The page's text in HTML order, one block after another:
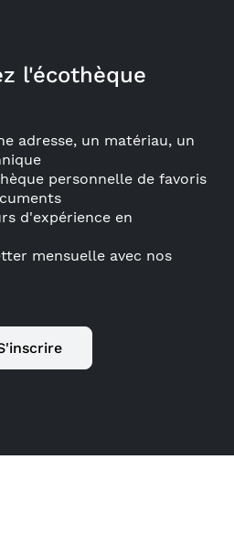
l'écothèque
adresse, un matériau, un
personnelle de favoris
d'expérience en
mensuelle avec nos